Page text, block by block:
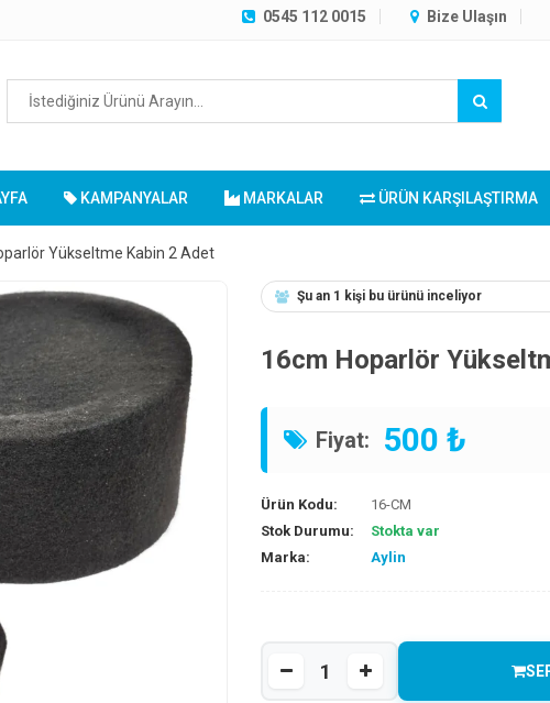
0545 112 0015 Bize Ulaşın
KAMPANYALAR MARKALAR ÜRÜN KARŞILAŞTIRMA
Yükseltme Kabin 2 Adet
Şu an 1 kişi bu ürünü inceliyor
16cm Hoparlör
Fiyat: 500 ₺
Ürün Kodu:
16-CM
Stok Durumu:
Stokta var
Marka:
Aylin